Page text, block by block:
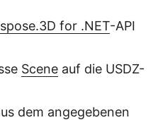
for .NET-API
Scene auf die USDZ-
dem angegebenen